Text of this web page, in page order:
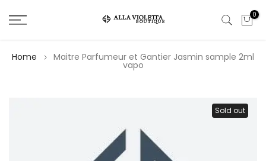
il
0
Home Maitre Parfumeur et Gantier Jasmin sample 2ml
vapo
Sold out